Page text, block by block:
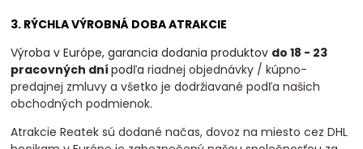
3. RÝCHLA VÝROBNÁ DOBA ATRAKCIE
Výroba v Európe, garancia dodania produktov do 18 - 23
pracovných dnípodľariadnej objednávky / kúpno-
predajnej zmluvy a všetko je dodržiavané podľa našich
obchodných podmienok.
Atrakcie Reatek sú dodané načas, dovoz na miesto cez DHL